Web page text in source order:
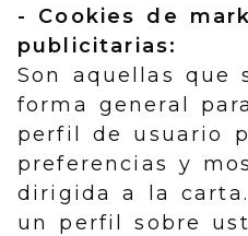
- Cookies de
publicitarias:
Son aquellas que
forma general
perfil de usuario
preferencias y
dirigida a la
un perfil sobre